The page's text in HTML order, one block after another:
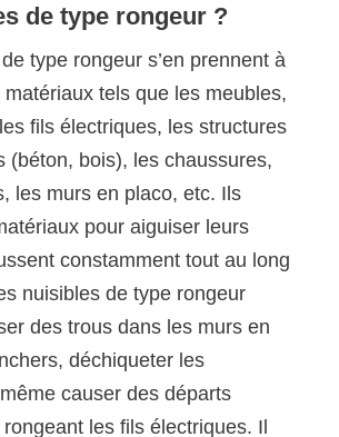
de type rongeur ?
type rongeur s’en prennent à
tels que les meubles,
fils électriques, les structures
(béton, bois), les chaussures,
les murs en placo, etc. Ils
pour aiguiser leurs
constamment tout au long
nuisibles de type rongeur
des trous dans les murs en
déchiqueter les
causer des départs
rongeant les fils électriques. Il